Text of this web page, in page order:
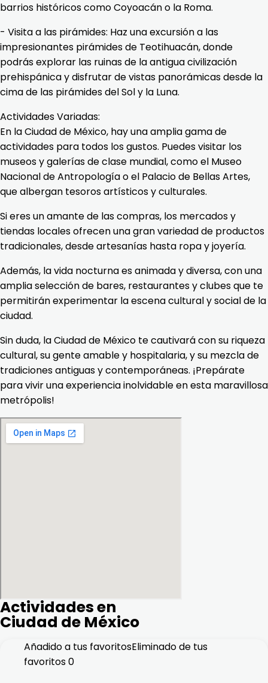
barrios históricos como Coyoacán o la Roma.
- Visita a las pirámides: Haz una excursión a las
impresionantes pirámides de Teotihuacán, donde
podrás explorar las ruinas de la antigua civilización
prehispánica y disfrutar de vistas panorámicas desde la
cima de las pirámides del Sol y la Luna.
Actividades Variadas:
En la Ciudad de México, hay una amplia gama de
actividades para todos los gustos. Puedes visitar los
museos y galerías de clase mundial, como el Museo
Nacional de Antropología o el Palacio de Bellas Artes,
que albergan tesoros artísticos y culturales.
Si eres un amante de las compras, los mercados y
tiendas locales ofrecen una gran variedad de productos
tradicionales, desde artesanías hasta ropa y joyería.
Además, la vida nocturna es animada y diversa, con una
amplia selección de bares, restaurantes y clubes que te
permitirán experimentar la escena cultural y social de la
ciudad.
Sin duda, la Ciudad de México te cautivará con su riqueza
cultural, su gente amable y hospitalaria, y su mezcla de
tradiciones antiguas y contemporáneas. ¡Prepárate
para vivir una experiencia inolvidable en esta maravillosa
metrópolis!
Actividades en
Ciudad de México
Añadido a tus favoritosEliminado de tus
favoritos0